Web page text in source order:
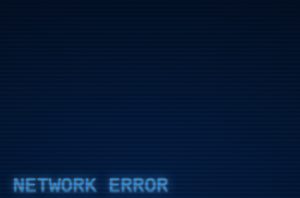
ERROR